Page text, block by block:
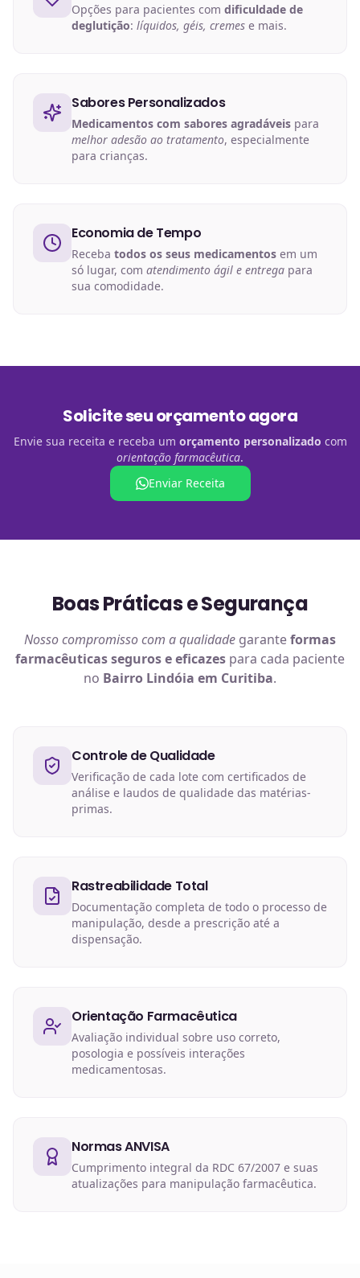
Opções para pacientes com dificuldade de
deglutição: líquidos, géis, cremes e mais.
Sabores Personalizados
Medicamentos com sabores agradáveis para
melhor adesão ao tratamento, especialmente
para crianças.
Economia de Tempo
Receba todos os seus medicamentos em um
só lugar, com atendimento ágil e entrega para
sua comodidade.
Solicite seu orçamento agora
Envie sua receita e receba um orçamento personalizado com
orientação farmacêutica.
Enviar Receita
Boas Práticas e Segurança
Nosso compromisso com a qualidade garanteformas
farmacêuticasseguros e eficazes para cada paciente
no Bairro Lindóia em Curitiba.
Controle de Qualidade
Verificação de cada lote com certificados de
análise e laudos de qualidade das matérias-
primas.
Rastreabilidade Total
Documentação completa de todo o processo de
manipulação, desde a prescrição até a
dispensação.
Orientação Farmacêutica
Avaliação individual sobre uso correto,
posologia e possíveis interações
medicamentosas.
Normas ANVISA
Cumprimento integral da RDC 67/2007 e suas
atualizações para manipulação farmacêutica.